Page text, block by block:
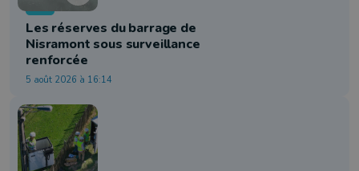
Info
Les réserves du barrage de
Nisramont sous surveillance
renforcée
5 août 2026 à 16:14